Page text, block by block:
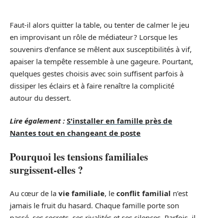
Faut-il alors quitter la table, ou tenter de calmer le jeu
en improvisant un rôle de médiateur ? Lorsque les
souvenirs d’enfance se mêlent aux susceptibilités à vif,
apaiser la tempête ressemble à une gageure. Pourtant,
quelques gestes choisis avec soin suffisent parfois à
dissiper les éclairs et à faire renaître la complicité
autour du dessert.
Lire également : S'installer en famille près de
Nantes tout en changeant de poste
Pourquoi les tensions familiales
surgissent-elles ?
Au cœur de la vie familiale, le conflit familial n’est
jamais le fruit du hasard. Chaque famille porte son